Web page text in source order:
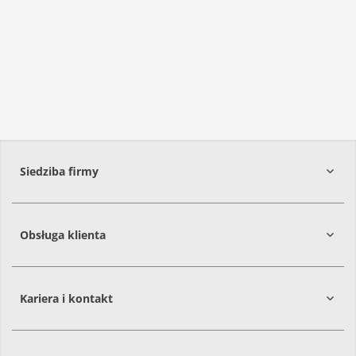
Siedziba firmy
Obsługa klienta
Kariera i kontakt